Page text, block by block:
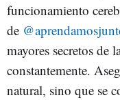
funcionamiento
de
mayores secretos de
constantemente.
natural, sino que se